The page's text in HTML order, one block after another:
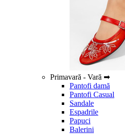
Primavară - Vară ➡
Pantofi damă
Pantofi Casual
Sandale
Espadrile
Papuci
Balerini